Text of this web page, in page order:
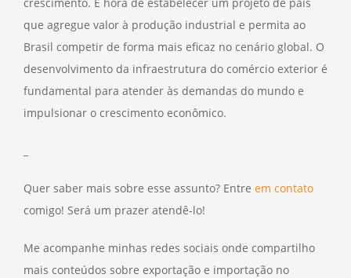
que agregue valor à produção industrial e permita ao
Brasil competir de forma mais eficaz no cenário global. O
desenvolvimento da infraestrutura do comércio exterior é
fundamental para atender às demandas do mundo e
impulsionar o crescimento econômico.
Quer saber mais sobre esse assunto? Entre em contato
comigo! Será um prazer atendê-lo!
Me acompanhe minhas redes sociais onde compartilho
mais conteúdos sobre exportação e importação no